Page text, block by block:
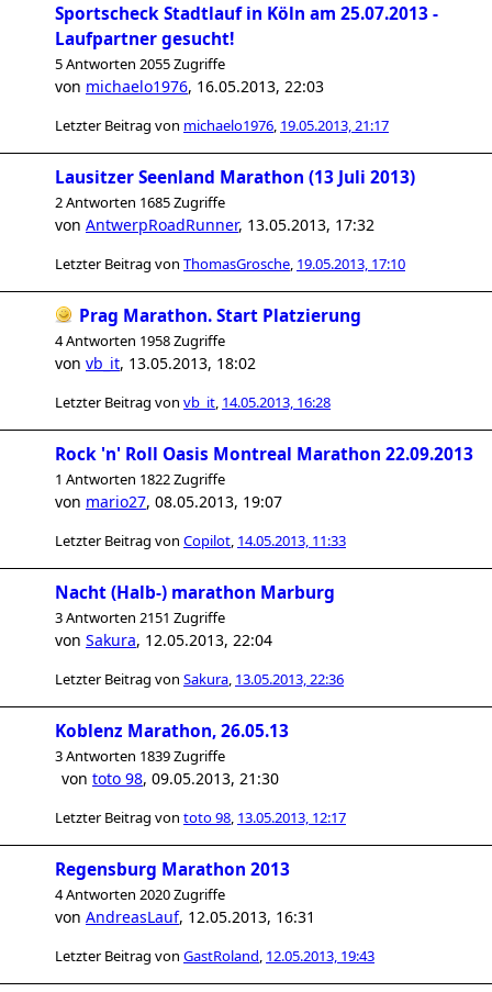
Sportscheck Stadtlauf in Köln am 25.07.2013 -
Laufpartner gesucht!
5 Antworten 2055 Zugriffe
von michaelo1976, 16.05.2013, 22:03
Letzter Beitrag von michaelo1976, 19.05.2013, 21:17
Lausitzer Seenland Marathon (13 Juli 2013)
2 Antworten 1685 Zugriffe
von AntwerpRoadRunner, 13.05.2013, 17:32
Letzter Beitrag von ThomasGrosche, 19.05.2013, 17:10
Prag Marathon. Start Platzierung
4 Antworten 1958 Zugriffe
von vb_it, 13.05.2013, 18:02
Letzter Beitrag von vb_it, 14.05.2013, 16:28
Rock 'n' Roll Oasis Montreal Marathon 22.09.2013
1 Antworten 1822 Zugriffe
von mario27, 08.05.2013, 19:07
Letzter Beitrag von Copilot, 14.05.2013, 11:33
Nacht (Halb-) marathon Marburg
3 Antworten 2151 Zugriffe
von Sakura, 12.05.2013, 22:04
Letzter Beitrag von Sakura, 13.05.2013, 22:36
Koblenz Marathon, 26.05.13
3 Antworten 1839 Zugriffe
von toto 98, 09.05.2013, 21:30
Letzter Beitrag von toto 98, 13.05.2013, 12:17
Regensburg Marathon 2013
4 Antworten 2020 Zugriffe
von AndreasLauf, 12.05.2013, 16:31
Letzter Beitrag von GastRoland, 12.05.2013, 19:43